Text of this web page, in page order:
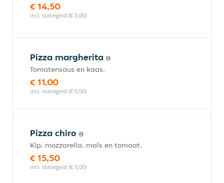
€ 14,50
incl. statiegeld (€ 0,00)
Pizza margherita
Tomatensaus en kaas.
€ 11,00
incl. statiegeld (€ 0,00)
Pizza chiro
Kip, mozzarella, maïs en tomaat.
€ 15,50
incl. statiegeld (€ 0,00)